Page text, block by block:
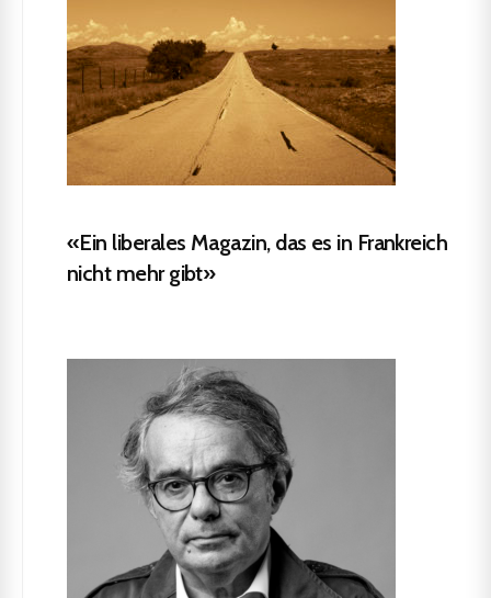
«Ein liberales Magazin, das es in Frankreich
nicht mehr gibt»